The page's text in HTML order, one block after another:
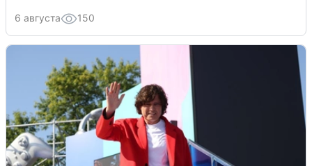
6 августа 150